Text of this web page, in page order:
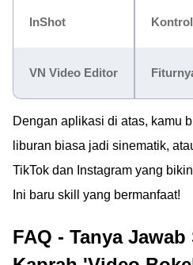
InShot
VN Video Editor
Dengan aplikasi di atas, kamu
liburan biasa jadi sinematik,
TikTok dan Instagram yang
Ini baru skill yang bermanfaat!
FAQ - Tanya